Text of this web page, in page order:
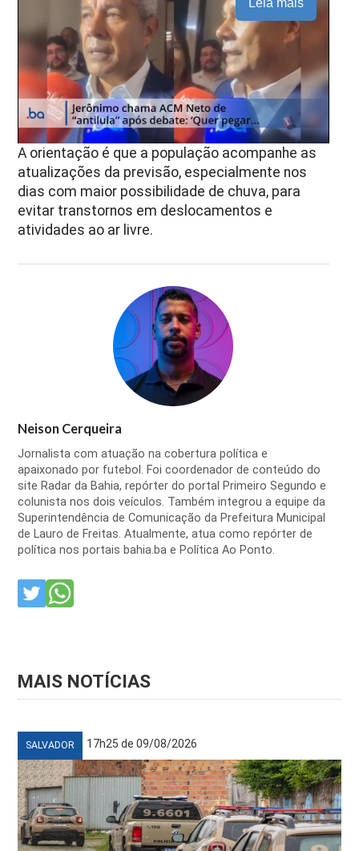
Leia mais
A orientação é que a população acompanhe as
atualizações da previsão, especialmente nos
dias com maior possibilidade de chuva, para
evitar transtornos em deslocamentos e
atividades ao ar livre.
Neison Cerqueira
Jornalista com atuação na cobertura política e
apaixonado por futebol. Foi coordenador de conteúdo do
site Radar da Bahia, repórter do portal Primeiro Segundo e
colunista nos dois veículos. Também integrou a equipe da
Superintendência de Comunicação da Prefeitura Municipal
de Lauro de Freitas. Atualmente, atua como repórter de
política nos portais bahia.ba e Política Ao Ponto.
MAIS NOTÍCIAS
SALVADOR 17h25 de 09/08/2026